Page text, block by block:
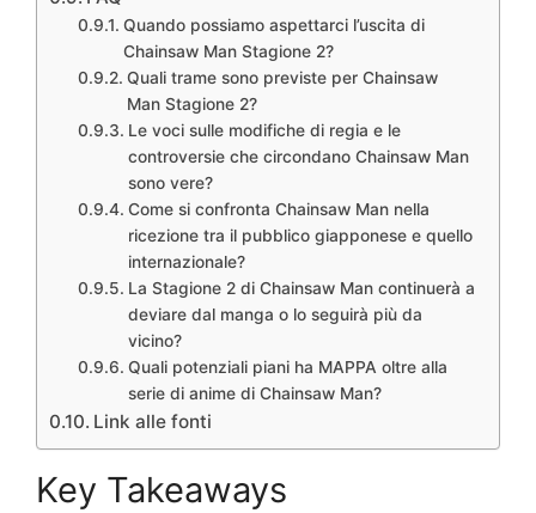
Quando possiamo aspettarci l’uscita di
Chainsaw Man Stagione 2?
Quali trame sono previste per Chainsaw
Man Stagione 2?
Le voci sulle modifiche di regia e le
controversie che circondano Chainsaw Man
sono vere?
Come si confronta Chainsaw Man nella
ricezione tra il pubblico giapponese e quello
internazionale?
La Stagione 2 di Chainsaw Man continuerà a
deviare dal manga o lo seguirà più da
vicino?
Quali potenziali piani ha MAPPA oltre alla
serie di anime di Chainsaw Man?
Link alle fonti
Key Takeaways